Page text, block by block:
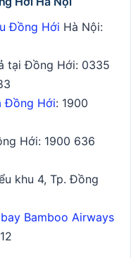
Đồng Hới Hà Nội:
tại Đồng Hới: 0335
Đồng Hới: 1900
Hới: 1900 636
khu 4, Tp. Đồng
Bamboo Airways